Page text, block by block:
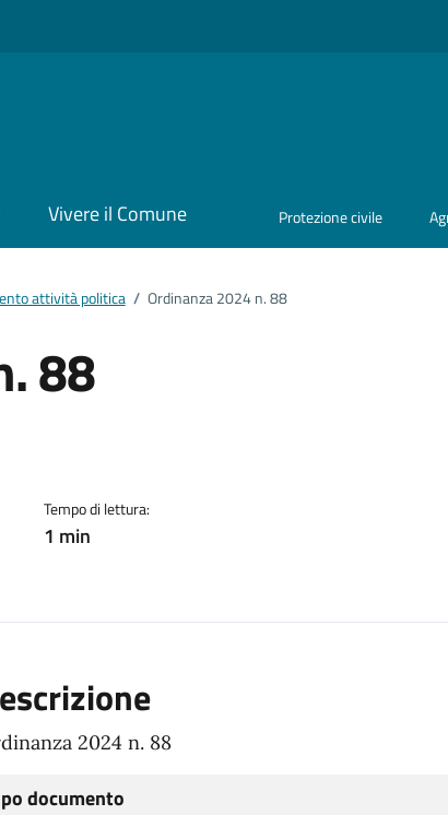
Vivere il Comune Protezione civile
attività politica / Ordinanza 2024 n. 88
88
Tempo di lettura:
1 min
2024 n. 88
documento